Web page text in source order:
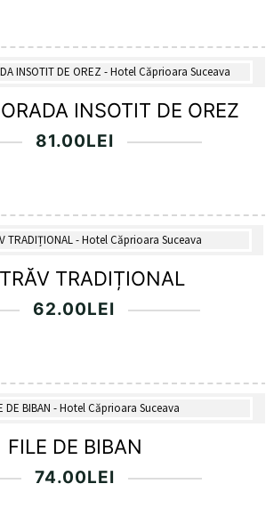
INSOTIT DE OREZ
81.00LEI
TRADIȚIONAL
62.00LEI
FILE DE BIBAN
74.00LEI